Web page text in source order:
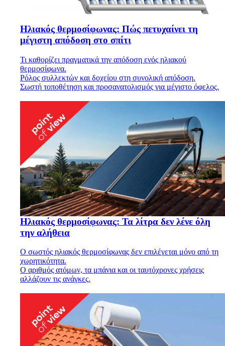
Ηλιακός θερμοσίφωνας: Πώς πετυχαίνει τη
μέγιστη απόδοση στο σπίτι
Τι καθορίζει πραγματικά την απόδοση ενός ηλιακού
θερμοσίφωνα.
Ρόλος συλλεκτών και δοχείου στη συνολική απόδοση.
Σωστή τοποθέτηση και προσανατολισμός για μέγιστο όφελος.
Ηλιακός θερμοσίφωνας: Τα λίτρα δεν λένε όλη
την αλήθεια
Ο σωστός ηλιακός θερμοσίφωνας δεν επιλέγεται μόνο από τη
χωρητικότητα.
Ο αριθμός ατόμων, τα μπάνια και οι ταυτόχρονες χρήσεις
αλλάζουν τις ανάγκες.